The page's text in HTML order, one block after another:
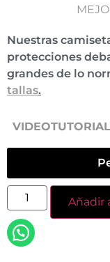
Nuestras
protecciones
grandes de lo
tallas.
VIDEOTUTORIAL
Añadir